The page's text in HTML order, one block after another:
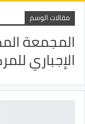
مقالات الوسم
المجمعة
الإجباري